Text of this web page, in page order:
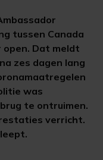
tussen Canada
open. Dat meldt
zes dagen lang
was
te ontruimen.
verricht.